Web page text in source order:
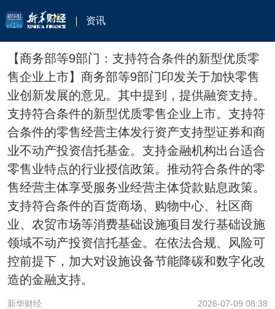
资讯
【商务部等9部门：支持符合条件的新型优质零
售企业上市】商务部等9部门印发关于加快零售
业创新发展的意见。其中提到，提供融资支持。
支持符合条件的新型优质零售企业上市。支持符
合条件的零售经营主体发行资产支持型证券和商
业不动产投资信托基金。支持金融机构出台适合
零售业特点的行业授信政策。推动符合条件的零
售经营主体享受服务业经营主体贷款贴息政策。
支持符合条件的百货商场、购物中心、社区商
业、农贸市场等消费基础设施项目发行基础设施
领域不动产投资信托基金。在依法合规、风险可
控前提下，加大对设施设备节能降碳和数字化改
造的金融支持。
新华财经 2026-07-09 08:38